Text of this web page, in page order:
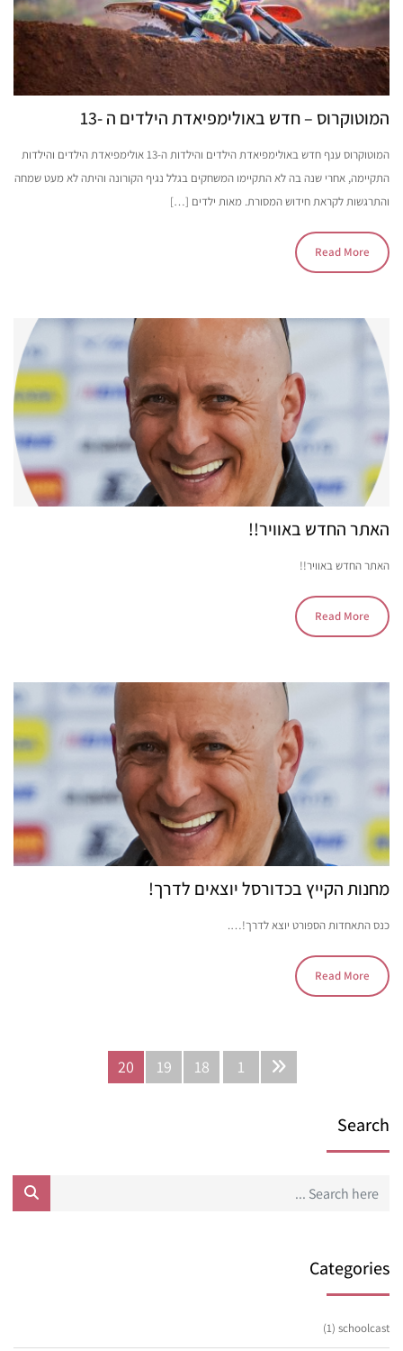
המוטוקרוס – חדש באולימפיאדת הילדים ה -13
המוטוקרוס ענף חדש באולימפיאדת הילדים והילדות ה-13 אולימפיאדת הילדים והילדות
התקיימה, אחרי שנה בה לא התקיימו המשחקים בגלל נגיף הקורונה והיתה לא מעט שמחה
והתרגשות לקראת חידוש המסורת. מאות ילדים […]
Read More
האתר החדש באוויר!!
האתר החדש באוויר!!
Read More
מחנות הקייץ בכדורסל יוצאים לדרך!
כנס התאחדות הספורט יוצא לדרך!….
Read More
1
18
19
20
Search
Categories
schoolcast
(1)